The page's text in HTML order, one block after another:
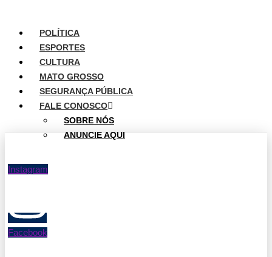
POLÍTICA
ESPORTES
CULTURA
MATO GROSSO
SEGURANÇA PÚBLICA
FALE CONOSCO
SOBRE NÓS
ANUNCIE AQUI
Instagram
Facebook